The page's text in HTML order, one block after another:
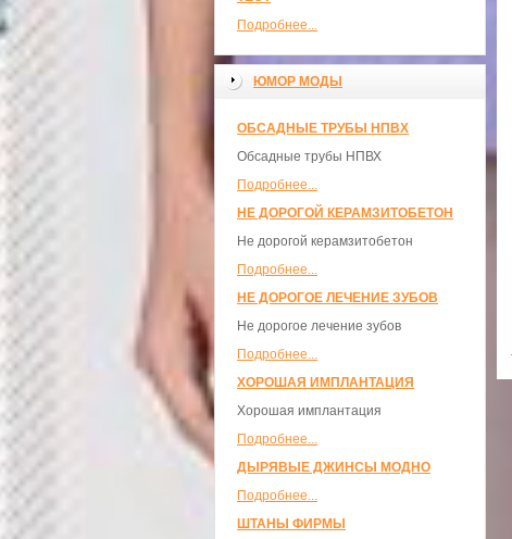
Подробнее...
ЮМОР МОДЫ
ОБСАДНЫЕ ТРУБЫ НПВХ
Обсадные трубы НПВХ
Подробнее...
НЕ ДОРОГОЙ КЕРАМЗИТОБЕТОН
Не дорогой керамзитобетон
Подробнее...
НЕ ДОРОГОЕ ЛЕЧЕНИЕ ЗУБОВ
Не дорогое лечение зубов
Подробнее...
ХОРОШАЯ ИМПЛАНТАЦИЯ
Хорошая имплантация
Подробнее...
ДЫРЯВЫЕ ДЖИНСЫ МОДНО
Подробнее...
ШТАНЫ ФИРМЫ